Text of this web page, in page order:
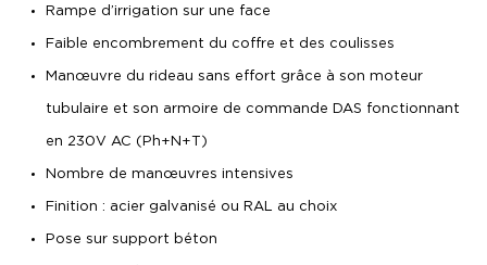
Rampe d’irrigation sur une face​
Faible encombrement du coffre et des coulisses​
Manœuvre du rideau sans effort grâce à son moteur
tubulaire et son armoire de commande DAS fonctionnant
en 230V AC (Ph+N+T)​
Nombre de manœuvres intensives​
Finition : acier galvanisé ou RAL au choix
Pose sur support béton​